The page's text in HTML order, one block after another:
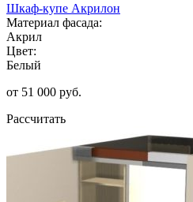
Шкаф-купе Акрилон
Материал фасада:
Акрил
Цвет:
Белый
от 51 000 руб.
Рассчитать